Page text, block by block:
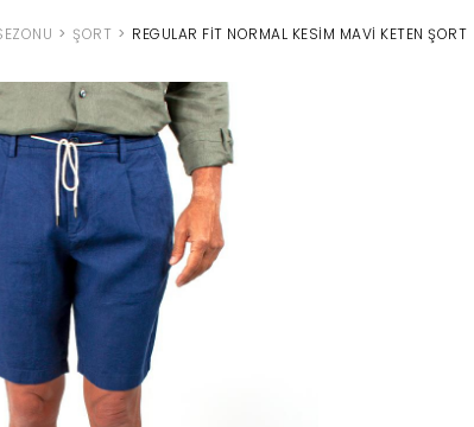
ŞORT REGULAR FIT NORMAL KESIM MAVI KETEN ŞORT